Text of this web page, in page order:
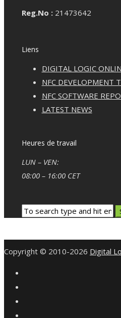
Reg.No :21473642
Liens
DIGITAL LOGIC
NFC DEVELOPMENT
NFC SOFTWARE
LATEST NEWS
Heures de travail
LUN – VEN:
08:00 – 16:00 CET
Copyright © 2010-2026 Digital